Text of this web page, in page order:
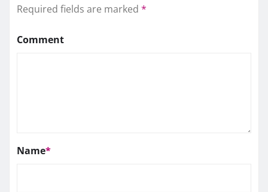
Required fields are marked *
Comment
Name*